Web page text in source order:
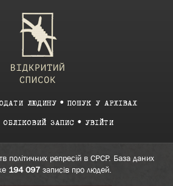
ЛЮДИНУ ПОШУК У АРХІВАХ
ОБЛІКОВИЙ ЗАПИС УВІЙТИ
політичних репресій в СРСР. База даних
194 097записів про людей.